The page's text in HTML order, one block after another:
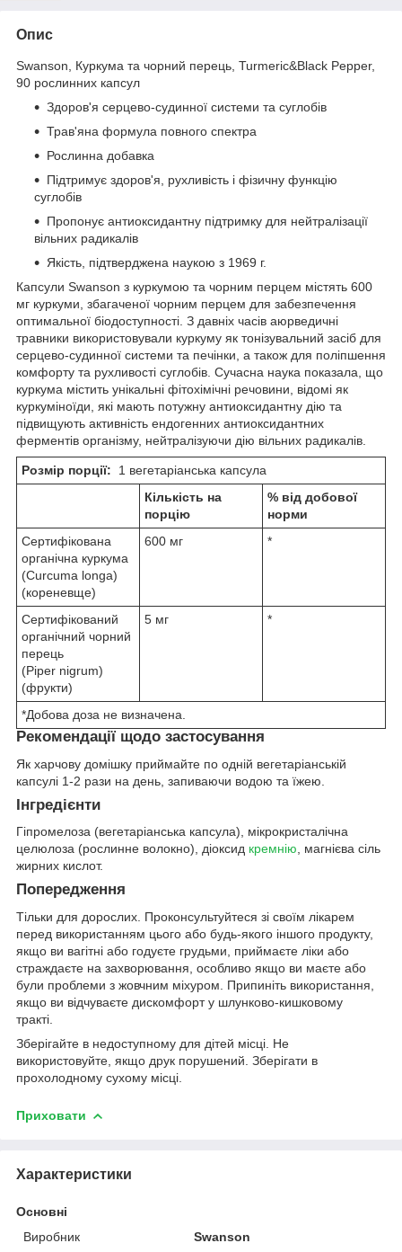
Опис
Swanson, Куркума та чорний перець, Turmeric&Black Pepper,
90 рослинних капсул
Здоров'я серцево-судинної системи та суглобів
Трав'яна формула повного спектра
Рослинна добавка
Підтримує здоров'я, рухливість і фізичну функцію
суглобів
Пропонує антиоксидантну підтримку для нейтралізації
вільних радикалів
Якість, підтверджена наукою з 1969 г.
Капсули Swanson з куркумою та чорним перцем містять 600
мг куркуми, збагаченої чорним перцем для забезпечення
оптимальної біодоступності. З давніх часів аюрведичні
травники використовували куркуму як тонізувальний засіб для
серцево-судинної системи та печінки, а також для поліпшення
комфорту та рухливості суглобів. Сучасна наука показала, що
куркума містить унікальні фітохімічні речовини, відомі як
куркуміноїди, які мають потужну антиоксидантну дію та
підвищують активність ендогенних антиоксидантних
ферментів організму, нейтралізуючи дію вільних радикалів.
Розмір порції:
1 вегетаріанська капсула
Кількість на
порцію
% від добової
норми
Сертифікована
органічна куркума
(Curcuma longa)
(кореневще)
600 мг *
Сертифікований
органічний чорний
перець
(Piper nigrum)
(фрукти)
5 мг *
*Добова доза не визначена.
Рекомендації щодо застосування
Як харчову домішку приймайте по одній вегетаріанській
капсулі 1-2 рази на день, запиваючи водою та їжею.
Інгредієнти
Гіпромелоза (вегетаріанська капсула), мікрокристалічна
целюлоза (рослинне волокно), діоксид кремнію, магнієва сіль
жирних кислот.
Попередження
Тільки для дорослих. Проконсультуйтеся зі своїм лікарем
перед використанням цього або будь-якого іншого продукту,
якщо ви вагітні або годуєте грудьми, приймаєте ліки або
страждаєте на захворювання, особливо якщо ви маєте або
були проблеми з жовчним міхуром. Припиніть використання,
якщо ви відчуваєте дискомфорт у шлунково-кишковому
тракті.
Зберігайте в недоступному для дітей місці. Не
використовуйте, якщо друк порушений. Зберігати в
прохолодному сухому місці.
Приховати
Характеристики
Основні
Виробник
Swanson